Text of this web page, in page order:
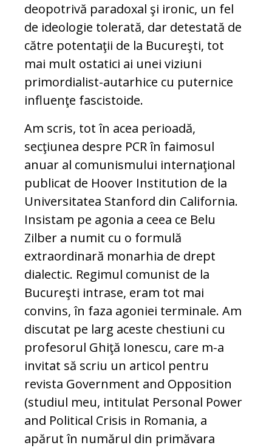
deopotrivă paradoxal şi ironic, un fel
de ideologie tolerată, dar detestată de
către potentaţii de la Bucureşti, tot
mai mult ostatici ai unei viziuni
primordialist-autarhice cu puternice
influenţe fascistoide.
Am scris, tot în acea perioadă,
secţiunea despre PCR în faimosul
anuar al comunismului internaţional
publicat de Hoover Institution de la
Universitatea Stanford din California.
Insistam pe agonia a ceea ce Belu
Zilber a numit cu o formulă
extraordinară monarhia de drept
dialectic. Regimul comunist de la
Bucureşti intrase, eram tot mai
convins, în faza agoniei terminale. Am
discutat pe larg aceste chestiuni cu
profesorul Ghiţă Ionescu, care m-a
invitat să scriu un articol pentru
revista Government and Opposition
(studiul meu, intitulat Personal Power
and Political Crisis in Romania, a
apărut în numărul din primăvara